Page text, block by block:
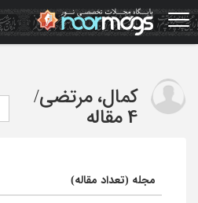
Skip
to
main
کمال، مرتضی/
4 مقاله
مجله (تعداد مقاله)